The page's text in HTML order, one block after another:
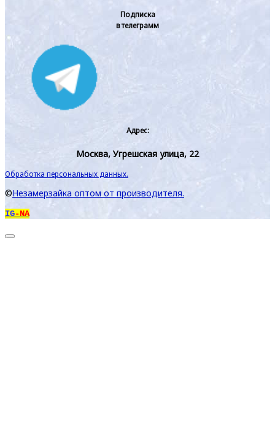
Подписка
в телеграмм
Адрес:
Москва, Угрешская улица, 22
Обработка персональных данных.
©Незамерзайка оптом от производителя.
IG-NA